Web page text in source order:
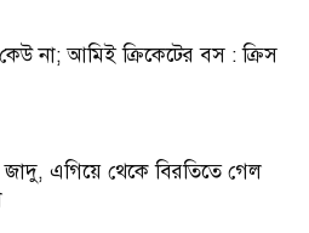
না; আমিই ক্রিকেটের বস : ক্রিস
জাদু, এগিয়ে থেকে বিরতিতে গেল